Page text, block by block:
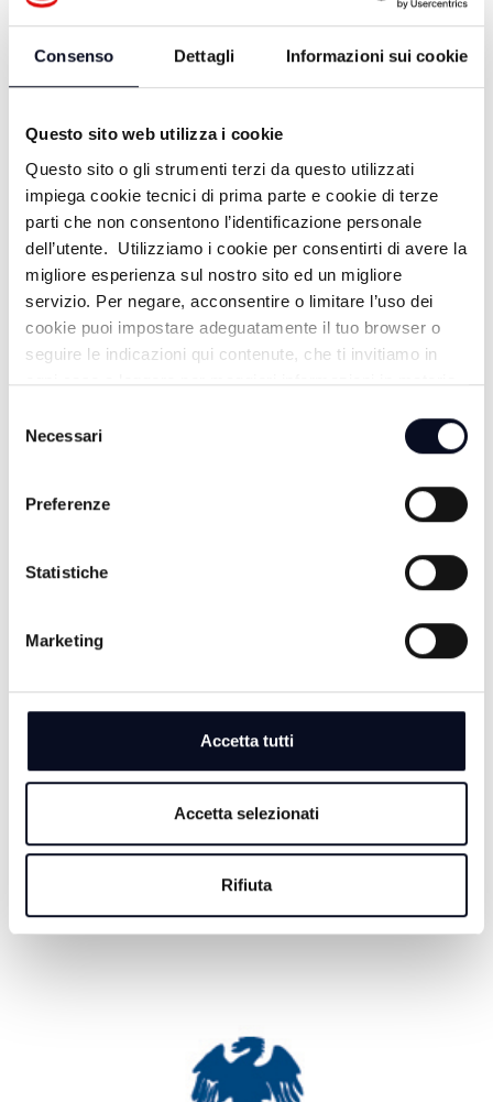
Consenso Dettagli Informazioni sui cookie
Questo sito web utilizza i cookie
Questo sito o gli strumenti terzi da questo utilizzati
impiega cookie tecnici di prima parte e cookie di terze
parti che non consentono l’identificazione personale
dell’utente. Utilizziamo i cookie per consentirti di avere la
migliore esperienza sul nostro sito ed un migliore
servizio. Per negare, acconsentire o limitare l’uso dei
cookie puoi impostare adeguatamente il tuo browser o
seguire le indicazioni qui contenute, che ti invitiamo in
ogni caso a leggere per maggiori informazioni in materia
delNecessari
Preferenze
Statistiche
Marketing
Accetta tutti
Accetta selezionati
Rifiuta
ALTRE NOTIZIE
RIMINI: Ex Delfinario in stallo da 6 anni, gestori
CERVIA: Svolta nell'omicidio Musiani, arrestati 4
giovani di Forlì
CERVIA: Svolta nel caso Musiani, il sindaco ringrazia i